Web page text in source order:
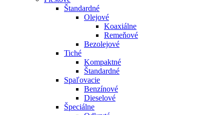
Štandardné
Olejové
Koaxiálne
Remeňové
Bezolejové
Tiché
Kompaktné
Štandardné
Spaľovacie
Benzínové
Dieselové
Špeciálne